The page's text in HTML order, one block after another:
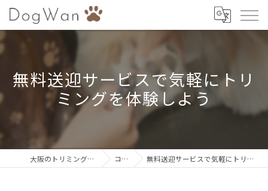
無料送迎サービスで気軽にトリ
ミングを体験しよう
大阪のトリミングならDogWan コラム 無料送迎サービスで気軽にトリミングを体験しよう